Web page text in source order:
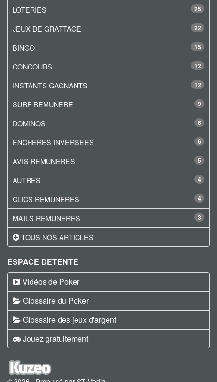
25
LOTERIES
22
JEUX DE GRATTAGE
15
BINGO
12
CONCOURS
12
INSTANTS GAGNANTS
9
SURF REMUNERE
8
DOMINOS
6
ENCHERES INVERSEES
5
AVIS REMUNERES
4
AUTRES
4
CLICS REMUNERES
3
MAILS REMUNERES
TOUS NOS ARTICLES
ESPACE DETENTE
Vidéos de Poker
Glossaire du Poker
Glossaire des jeux d'argent
Jouez gratuitement